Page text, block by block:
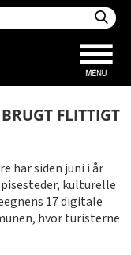
FLITTIGT
har siden juni i år
kulturelle
17 digitale
hvor turisterne